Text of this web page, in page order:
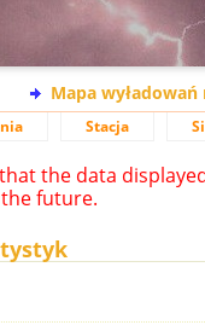
Mapa wyładowań
Stacja
the data
future.